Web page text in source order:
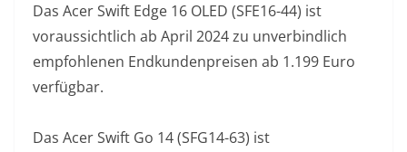
Das Acer Swift Edge 16 OLED (SFE16-44) ist
voraussichtlich ab April 2024 zu unverbindlich
empfohlenen Endkundenpreisen ab 1.199 Euro
verfügbar.
Das Acer Swift Go 14 (SFG14-63) ist